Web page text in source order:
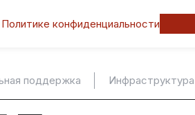
Политике конфиденциальности
поддержка Инфраструктура